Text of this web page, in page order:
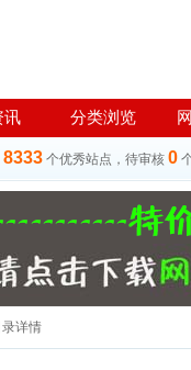
讯 分类浏览
8333 个优秀站点，待审核 0
录详情